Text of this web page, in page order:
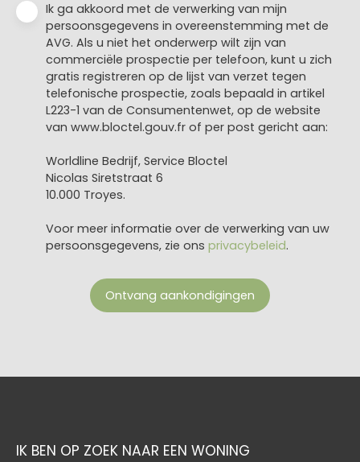
Ik ga akkoord met de verwerking van mijn
persoonsgegevens in overeenstemming met de
AVG. Als u niet het onderwerp wilt zijn van
commerciële prospectie per telefoon, kunt u zich
gratis registreren op de lijst van verzet tegen
telefonische prospectie, zoals bepaald in artikel
L223-1 van de Consumentenwet, op de website
van www.bloctel.gouv.fr of per post gericht aan:
Worldline Bedrijf, Service Bloctel
Nicolas Siretstraat 6
10.000 Troyes.
Voor meer informatie over de verwerking van uw
persoonsgegevens, zie ons privacybeleid.
Ontvang aankondigingen
IK BEN OP ZOEK NAAR EEN WONING